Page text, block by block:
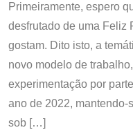
Primeiramente, espero
desfrutado de uma Feliz
gostam. Dito isto, a
novo modelo de
experimentação por
ano de 2022, mantendo-
sob […]